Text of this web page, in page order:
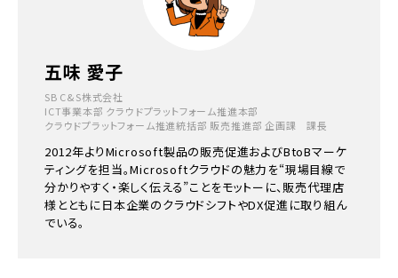
五味 愛子
SB C&S株式会社
ICT事業本部 クラウドプラットフォーム推進本部
クラウドプラットフォーム推進統括部 販売推進部 企画課 課長
2012年よりMicrosoft製品の販売促進およびBtoBマーケ
ティングを担当。Microsoftクラウドの魅力を“現場目線で
分かりやすく・楽しく伝える”ことをモットーに、販売代理店
様とともに日本企業のクラウドシフトやDX促進に取り組ん
でいる。